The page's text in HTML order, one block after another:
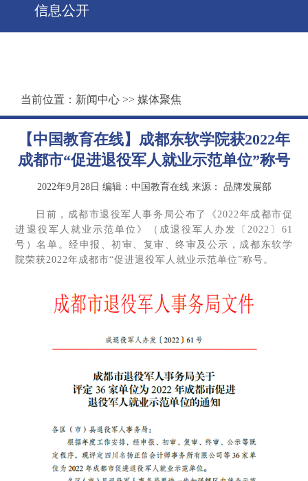
信息公开
当前位置： 新闻中心 >> 媒体聚焦
【中国教育在线】成都东软学院获2022年
成都市“促进退役军人就业示范单位”称号
2022年9月28日 编辑：中国教育在线 来源： 品牌发展部
日前，成都市退役军人事务局公布了《2022年成都市促
进退役军人就业示范单位》（成退役军人办发〔2022〕61
号）名单。经申报、初审、复审、终审及公示，成都东软学
院荣获2022年成都市“促进退役军人就业示范单位”称号。